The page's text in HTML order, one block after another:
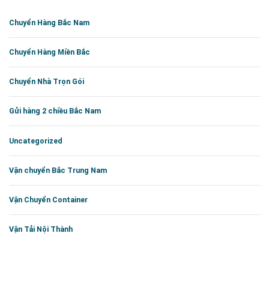
Chuyển Hàng Bắc Nam
Chuyển Hàng Miền Bắc
Chuyển Nhà Trọn Gói
Gửi hàng 2 chiều Bắc Nam
Uncategorized
Vận chuyển Bắc Trung Nam
Vận Chuyển Container
Vận Tải Nội Thành